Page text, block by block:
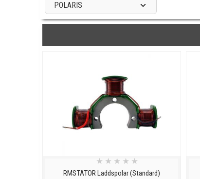
POLARIS
RMSTATOR Laddspolar (Standard)
★ ★ ★ ★ ★